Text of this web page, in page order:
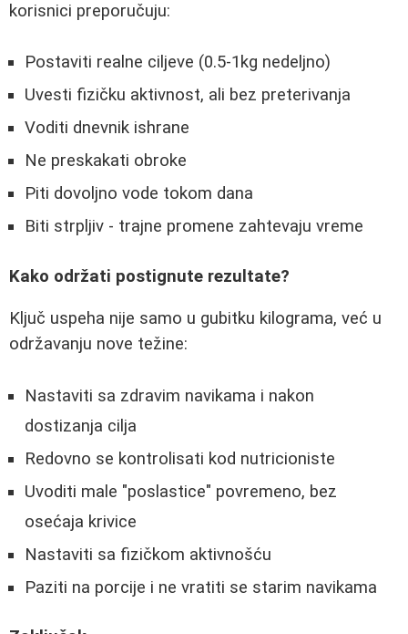
korisnici preporučuju:
Postaviti realne ciljeve (0.5-1kg nedeljno)
Uvesti fizičku aktivnost, ali bez preterivanja
Voditi dnevnik ishrane
Ne preskakati obroke
Piti dovoljno vode tokom dana
Biti strpljiv - trajne promene zahtevaju vreme
Kako održati postignute rezultate?
Ključ uspeha nije samo u gubitku kilograma, već u
održavanju nove težine:
Nastaviti sa zdravim navikama i nakon
dostizanja cilja
Redovno se kontrolisati kod nutricioniste
Uvoditi male "poslastice" povremeno, bez
osećaja krivice
Nastaviti sa fizičkom aktivnošću
Paziti na porcije i ne vratiti se starim navikama